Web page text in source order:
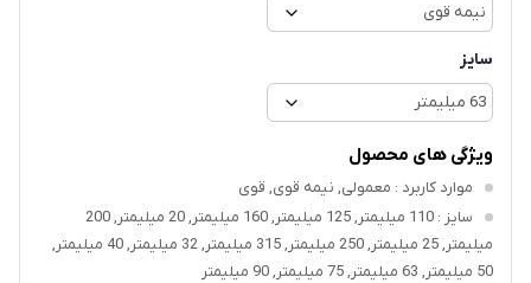
سایز
ویژگی های محصول
موارد کاربرد : معمولی, نیمه قوی, قوی
سایز
: 110 میلیمتر, 125 میلیمتر, 160 میلیمتر, 20 میلیمتر, 200
میلیمتر, 25 میلیمتر, 250 میلیمتر, 315 میلیمتر, 32 میلیمتر, 40 میلیمتر,
50 میلیمتر, 63 میلیمتر, 75 میلیمتر, 90 میلیمتر